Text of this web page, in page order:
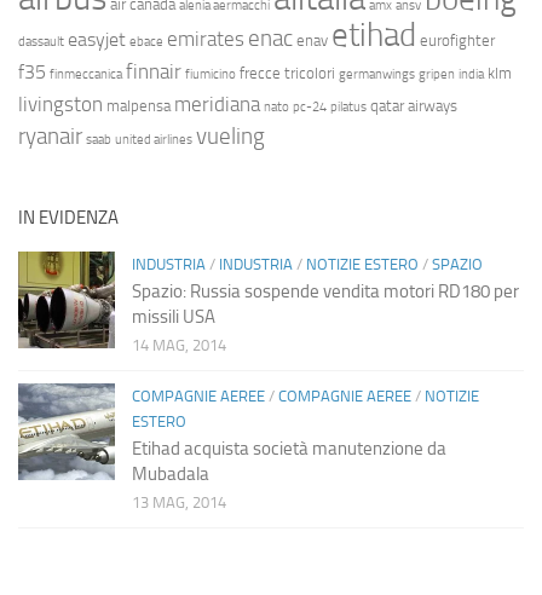
air canada alenia aermacchi amx ansv
dassault easyjet ebace emirates enac enav etihad eurofighter
f35 finmeccanica finnair fiumicino frecce tricolori germanwings gripen india klm
livingston malpensa meridiana nato pc-24 pilatus qatar airways
ryanair saab united airlines vueling
IN EVIDENZA
INDUSTRIA / INDUSTRIA / NOTIZIE ESTERO / SPAZIO
Spazio: Russia sospende vendita motori RD180 per
missili USA
14 MAG, 2014
COMPAGNIE AEREE / COMPAGNIE AEREE / NOTIZIE
ESTERO
Etihad acquista società manutenzione da
Mubadala
13 MAG, 2014